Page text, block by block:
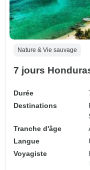
Nature & Vie sauvage
7 jours
Durée
Destinations
Tranche d'âge
Langue
Voyagiste